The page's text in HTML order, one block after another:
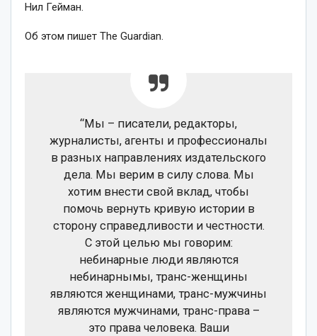
Нил Гейман.
Об этом пишет The Guardian.
“Мы – писатели, редакторы,
журналисты, агенты и профессионалы
в разных направлениях издательского
дела. Мы верим в силу слова. Мы
хотим внести свой вклад, чтобы
помочь вернуть кривую истории в
сторону справедливости и честности.
С этой целью мы говорим:
небинарные люди являются
небинарнымы, транс-женщины
являются женщинами, транс-мужчины
являются мужчинами, транс-права –
это права человека. Ваши